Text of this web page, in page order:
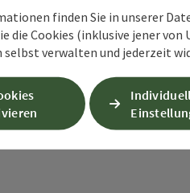
finden Sie in unserer
die Cookies (inklusive jener von
verwalten und jederzeit